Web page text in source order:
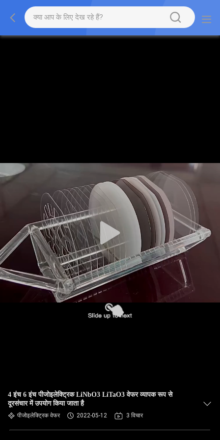
4 इंच 6 इंच पीजोइलेक्ट्रिक LiNbO3 LiTaO3 वेफर व्यापक रूप से
दूरसंचार में उपयोग किया जाता है
पीजोइलेक्ट्रिक वेफर 2022-05-12 3 विचार